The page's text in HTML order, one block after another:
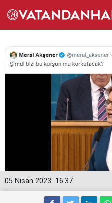
16:37
05 Nisan 2023